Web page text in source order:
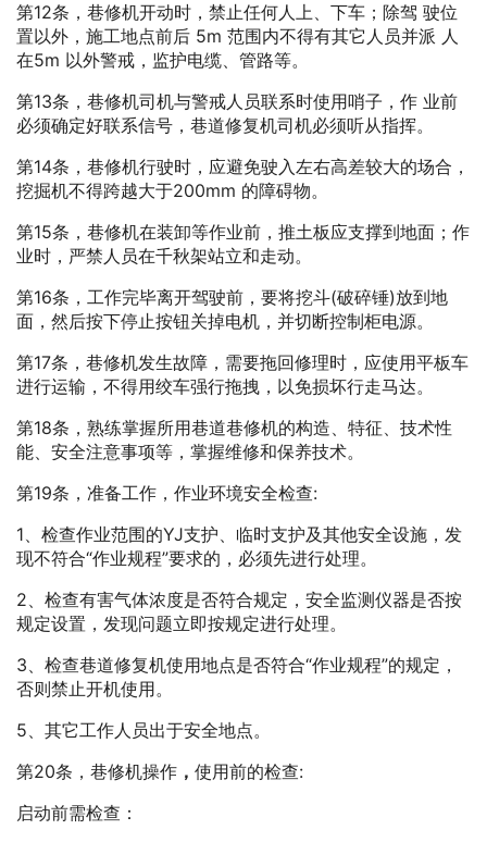
第12条，巷修机开动时，禁止任何人上、下车；除驾 驶位
置以外，施工地点前后 5m 范围内不得有其它人员并派 人
在5m 以外警戒，监护电缆、管路等。
第13条，巷修机司机与警戒人员联系时使用哨子，作 业前
必须确定好联系信号，巷道修复机司机必须听从指挥。
第14条，巷修机行驶时，应避免驶入左右高差较大的场合，
挖掘机不得跨越大于200mm 的障碍物。
第15条，巷修机在装卸等作业前，推土板应支撑到地面；作
业时，严禁人员在千秋架站立和走动。
第16条，工作完毕离开驾驶前，要将挖斗(破碎锤)放到地
面，然后按下停止按钮关掉电机，并切断控制柜电源。
第17条，巷修机发生故障，需要拖回修理时，应使用平板车
进行运输，不得用绞车强行拖拽，以免损坏行走马达。
第18条，熟练掌握所用巷道巷修机的构造、特征、技术性
能、安全注意事项等，掌握维修和保养技术。
第19条，准备工作，作业环境安全检查:
1、检查作业范围的YJ支护、临时支护及其他安全设施，发
现不符合“作业规程”要求的，必须先进行处理。
2、检查有害气体浓度是否符合规定，安全监测仪器是否按
规定设置，发现问题立即按规定进行处理。
3、检查巷道修复机使用地点是否符合“作业规程”的规定，
否则禁止开机使用。
5、其它工作人员出于安全地点。
第20条，巷修机操作 ， 使用前的检查:
启动前需检查：